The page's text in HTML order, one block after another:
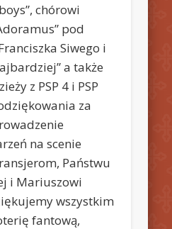
chórowi
pod
Siwego i
a także
z PSP 4 i PSP
za
na scenie
Państwu
i Mariuszowi
wszystkim
fantową,